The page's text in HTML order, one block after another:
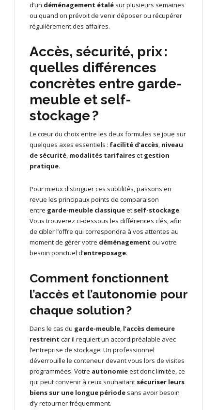
d’un déménagement étalé sur plusieurs semaines
ou quand on prévoit de venir déposer ou récupérer
régulièrement des affaires.
Accès, sécurité, prix :
quelles différences
concrètes entre garde-
meuble et self-
stockage ?
Le cœur du choix entre les deux formules se joue sur
quelques axes essentiels : facilité d’accès, niveau
de sécurité, modalités tarifaireset gestion
pratique.
Pour mieux distinguer ces subtilités, passons en
revue les principaux points de comparaison
entre garde-meuble classiqueet self-stockage.
Vous trouverez ci-dessous les différences clés, afin
de cibler l’offre qui correspondra à vos attentes au
moment de gérer votre déménagement ou votre
besoin ponctuel d’entreposage.
Comment fonctionnent
l’accès et l’autonomie pour
chaque solution ?
Dans le cas du garde-meuble, l’accès demeure
restreint car il requiert un accord préalable avec
l’entreprise de stockage. Un professionnel
déverrouille le conteneur devant vous lors de visites
programmées. Votre autonomieest donc limitée, ce
qui peut convenir à ceux souhaitant sécuriser leurs
biens sur une longue période sans avoir besoin
d’y retourner fréquemment.